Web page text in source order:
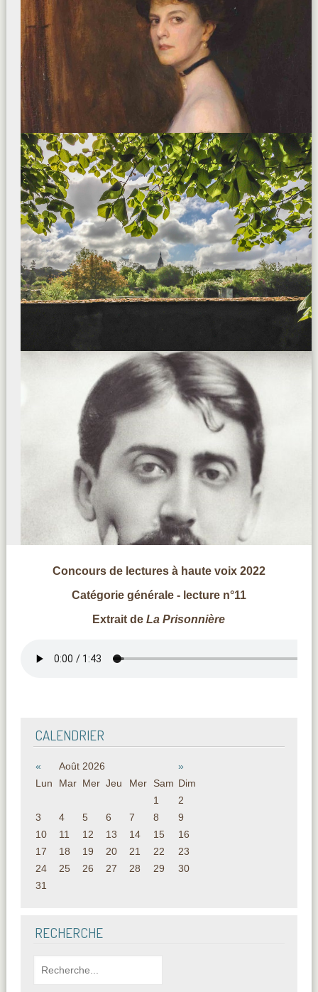
Concours de lectures à haute voix 2022
Catégorie générale - lecture n°11
Extrait deLa Prisonnière
CALENDRIER
« Août 2026
»
Lun
Mar Mer Jeu Mer Sam Dim
1
2
3
4 5 6 7 8
9
10
11 12 13 14 15
16
17
18 19 20 21 22
23
24
25 26 27 28 29
30
31
RECHERCHE